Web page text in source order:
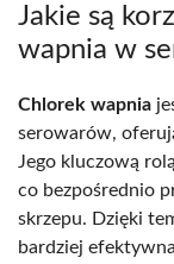
Jakie są
wapnia w
Chlorek wapnia
serowarów,
Jego kluczową
co bezpośrednio
skrzepu. Dzięki
bardziej